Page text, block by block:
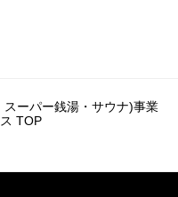
ーパー銭湯・サウナ)事業
TOP